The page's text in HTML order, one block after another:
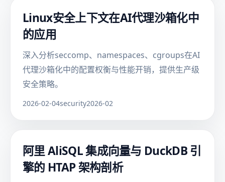
Linux安全上下文在AI代理沙箱化中
的应用
深入分析seccomp、namespaces、cgroups在AI
代理沙箱化中的配置权衡与性能开销，提供生产级
安全策略。
2026-02-04security2026-02
阿里 AliSQL 集成向量与 DuckDB 引
擎的 HTAP 架构剖析